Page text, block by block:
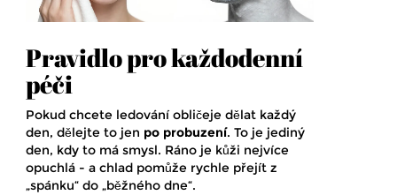
Pravidlo pro každodenní
péči
Pokud chcete ledování obličeje dělat každý
den, dělejte to jen po probuzení. To je jediný
den, kdy to má smysl. Ráno je kůži nejvíce
opuchlá - a chlad pomůže rychle přejít z
„spánku“ do „běžného dne“.